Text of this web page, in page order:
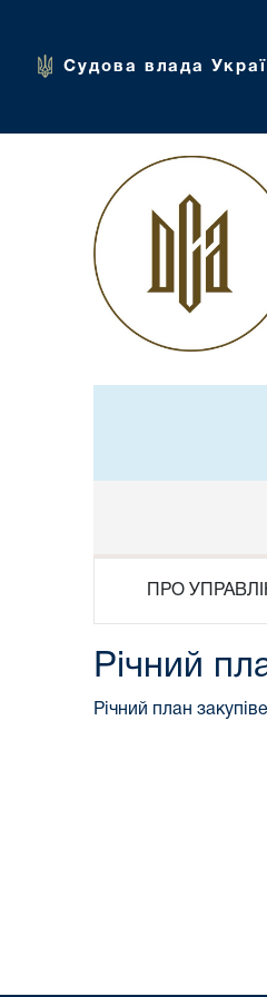
Судова влада
ПРО
Річний
Річний план